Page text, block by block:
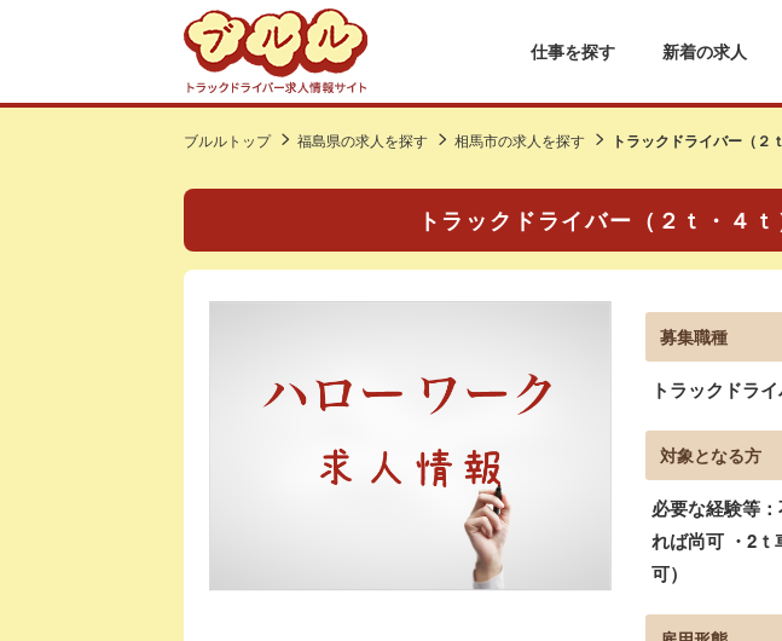
仕事を探す 新着の求人
ブルルトップ 福島県の求人を探す 相馬市の求人を探す トラックドライバー（２
トラックドライバー（２ｔ・４
募集職種
トラックドラ
対象となる方
必要な経験等
れば尚可 ・2
可）